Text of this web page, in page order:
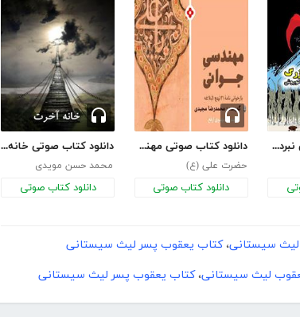
دانلود کتاب صوتی نبردهای کوروش بزرگ دانلود کتاب صوتی مهندسی جوانی
حضرت علی (ع)
دانلود کتاب صوتی
دانلود کتاب صوتی خانه آخرت
محمد حسن مویدی
دانلود کتاب صوتی
لیث سیستانی،کتاب یعقوب پسر لیث سیستانی
لیث سیستانی،کتاب یعقوب پسر لیث سیستانی